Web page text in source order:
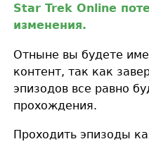
Star Trek Online
изменения.
Отныне вы будете
контент, так как
эпизодов все равно
прохождения.
Проходить эпизоды